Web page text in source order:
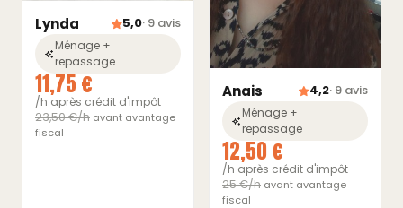
Lynda 5,0· 9 avis
Ménage +
repassage
11,75 €
/h après crédit d'impôt
23,50 €/h avant avantage
fiscal
Anais 4,2· 9 avis
Ménage +
repassage
12,50 €
/h après crédit d'impôt
25 €/h avant avantage
fiscal